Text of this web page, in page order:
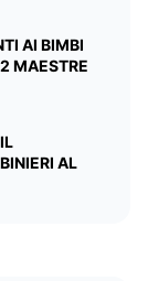
AI BIMBI
MAESTRE
AL